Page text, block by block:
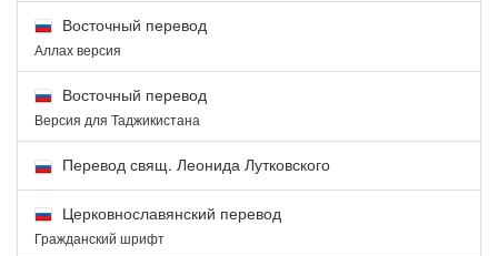
Восточный перевод
Аллах версия
Восточный перевод
Версия для Таджикистана
Перевод свящ. Леонида Лутковского
Церковнославянский перевод
Гражданский шрифт